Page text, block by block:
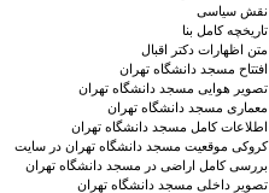
نقش سیاسی
تاریخچه کامل بنا
متن اظهارات دكتر اقبال
افتتاح مسجد دانشگاه تهران
تصویر هوایی مسجد دانشگاه تهران
معماری مسجد دانشگاه تهران
اطلاعات کامل مسجد دانشگاه تهران
کروکی موقعیت مسجد دانشگاه تهران در سایت
بررسی کامل اراضی در مسجد دانشگاه تهران
تصویر داخلی مسجد دانشگاه تهران